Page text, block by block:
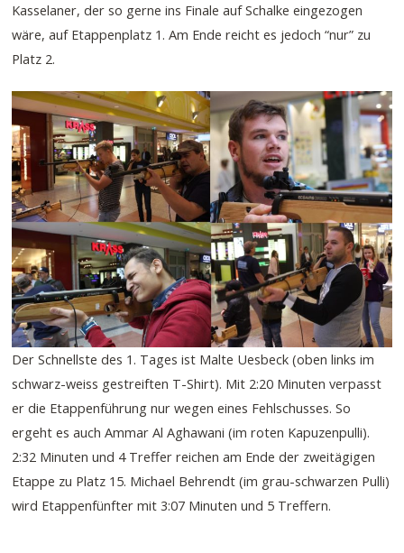
Kasselaner, der so gerne ins Finale auf Schalke eingezogen
wäre, auf Etappenplatz 1. Am Ende reicht es jedoch “nur” zu
Platz 2.
Der Schnellste des 1. Tages ist Malte Uesbeck (oben links im
schwarz-weiss gestreiften T-Shirt). Mit 2:20 Minuten verpasst
er die Etappenführung nur wegen eines Fehlschusses. So
ergeht es auch Ammar Al Aghawani (im roten Kapuzenpulli).
2:32 Minuten und 4 Treffer reichen am Ende der zweitägigen
Etappe zu Platz 15. Michael Behrendt (im grau-schwarzen Pulli)
wird Etappenfünfter mit 3:07 Minuten und 5 Treffern.